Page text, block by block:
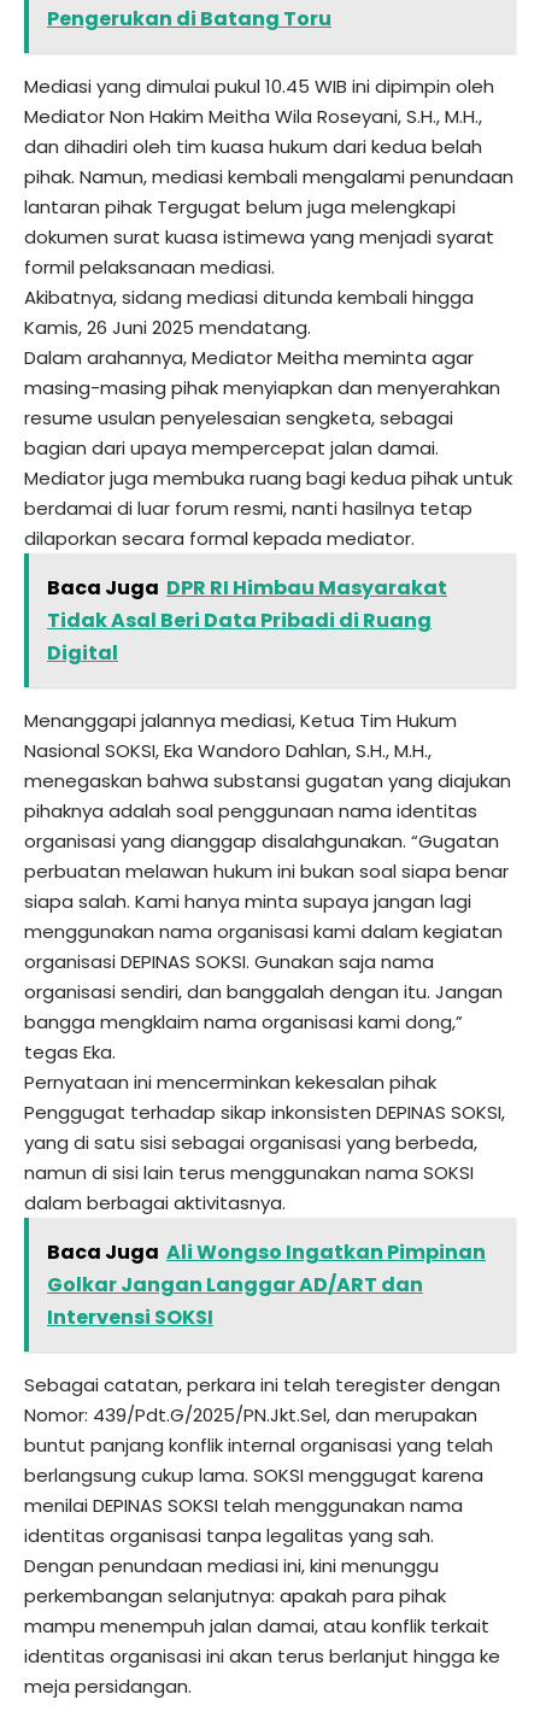
Pengerukan di Batang Toru
Mediasi yang dimulai pukul 10.45 WIB ini dipimpin oleh
Mediator Non Hakim Meitha Wila Roseyani, S.H., M.H.,
dan dihadiri oleh tim kuasa hukum dari kedua belah
pihak. Namun, mediasi kembali mengalami penundaan
lantaran pihak Tergugat belum juga melengkapi
dokumen surat kuasa istimewa yang menjadi syarat
formil pelaksanaan mediasi.
Akibatnya, sidang mediasi ditunda kembali hingga
Kamis, 26 Juni 2025 mendatang.
Dalam arahannya, Mediator Meitha meminta agar
masing-masing pihak menyiapkan dan menyerahkan
resume usulan penyelesaian sengketa, sebagai
bagian dari upaya mempercepat jalan damai.
Mediator juga membuka ruang bagi kedua pihak untuk
berdamai di luar forum resmi, nanti hasilnya tetap
dilaporkan secara formal kepada mediator.
Baca Juga DPR RI Himbau Masyarakat
Tidak Asal Beri Data Pribadi di Ruang
Digital
Menanggapi jalannya mediasi, Ketua Tim Hukum
Nasional SOKSI, Eka Wandoro Dahlan, S.H., M.H.,
menegaskan bahwa substansi gugatan yang diajukan
pihaknya adalah soal penggunaan nama identitas
organisasi yang dianggap disalahgunakan. “Gugatan
perbuatan melawan hukum ini bukan soal siapa benar
siapa salah. Kami hanya minta supaya jangan lagi
menggunakan nama organisasi kami dalam kegiatan
organisasi DEPINAS SOKSI. Gunakan saja nama
organisasi sendiri, dan banggalah dengan itu. Jangan
bangga mengklaim nama organisasi kami dong,”
tegas Eka.
Pernyataan ini mencerminkan kekesalan pihak
Penggugat terhadap sikap inkonsisten DEPINAS SOKSI,
yang di satu sisi sebagai organisasi yang berbeda,
namun di sisi lain terus menggunakan nama SOKSI
dalam berbagai aktivitasnya.
Baca Juga Ali Wongso Ingatkan Pimpinan
Golkar Jangan Langgar AD/ART dan
Intervensi SOKSI
Sebagai catatan, perkara ini telah teregister dengan
Nomor: 439/Pdt.G/2025/PN.Jkt.Sel, dan merupakan
buntut panjang konflik internal organisasi yang telah
berlangsung cukup lama. SOKSI menggugat karena
menilai DEPINAS SOKSI telah menggunakan nama
identitas organisasi tanpa legalitas yang sah.
Dengan penundaan mediasi ini, kini menunggu
perkembangan selanjutnya: apakah para pihak
mampu menempuh jalan damai, atau konflik terkait
identitas organisasi ini akan terus berlanjut hingga ke
meja persidangan.